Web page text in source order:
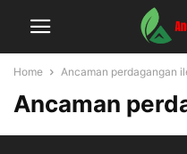
Home Ancaman perdagangan
Ancaman